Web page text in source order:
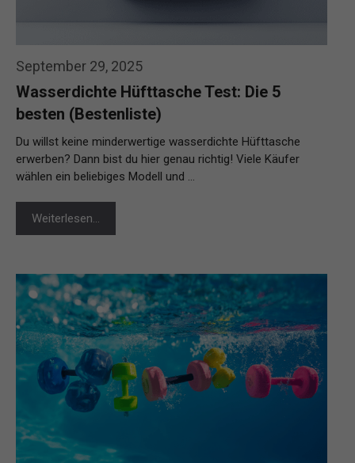
September 29, 2025
Wasserdichte Hüfttasche Test: Die 5
besten (Bestenliste)
Du willst keine minderwertige wasserdichte Hüfttasche
erwerben? Dann bist du hier genau richtig! Viele Käufer
wählen ein beliebiges Modell und …
Weiterlesen…